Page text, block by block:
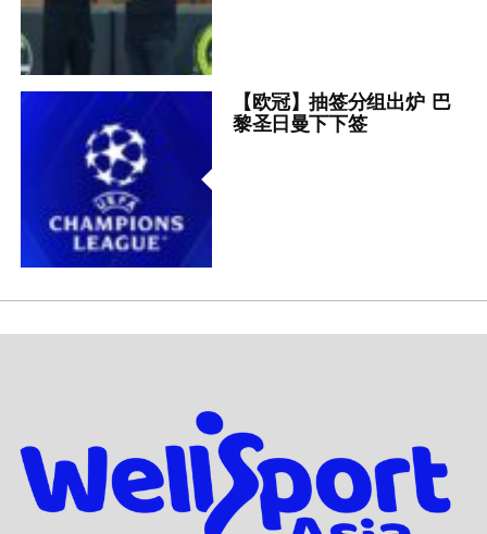
【欧冠】抽签分组出炉 巴
黎圣日曼下下签